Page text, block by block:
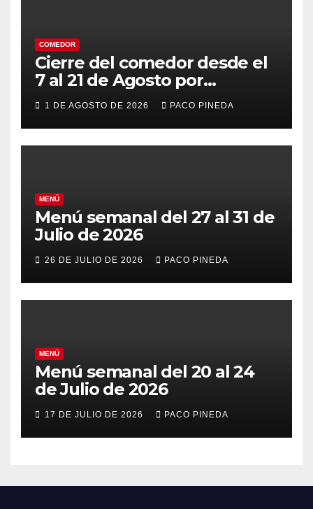
COMEDOR
Cierre del comedor desde el
7 al 21 de Agosto por
vacaciones
1 DE AGOSTO DE 2026 PACO PINEDA
MENÚ
Menú semanal del 27 al 31 de
Julio de 2026
26 DE JULIO DE 2026 PACO PINEDA
MENÚ
Menú semanal del 20 al 24
de Julio de 2026
17 DE JULIO DE 2026 PACO PINEDA